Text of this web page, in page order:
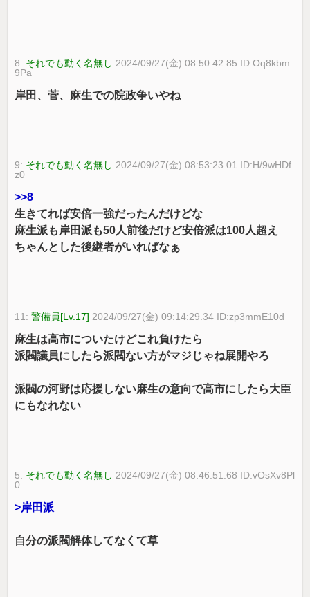
8: それでも動く名無し 2024/09/27(金) 08:50:42.85 ID:Oq8kbm
9Pa
岸田、菅、麻生での院政争いやね
9: それでも動く名無し 2024/09/27(金) 08:53:23.01 ID:H/9wHDf
z0
>>8
生きてれば安倍一強だったんだけどな
麻生派も岸田派も50人前後だけど安倍派は100人超え
ちゃんとした後継者がいればなぁ
11:警備員[Lv.17] 2024/09/27(金) 09:14:29.34 ID:zp3mmE10d
麻生は高市についたけどこれ負けたら
派閥議員にしたら派閥ない方がマジじゃね展開やろ
派閥の河野は応援しない麻生の意向で高市にしたら大臣
にもなれない
5: それでも動く名無し 2024/09/27(金) 08:46:51.68 ID:vOsXv8Pl
0
>岸田派
自分の派閥解体してなくて草